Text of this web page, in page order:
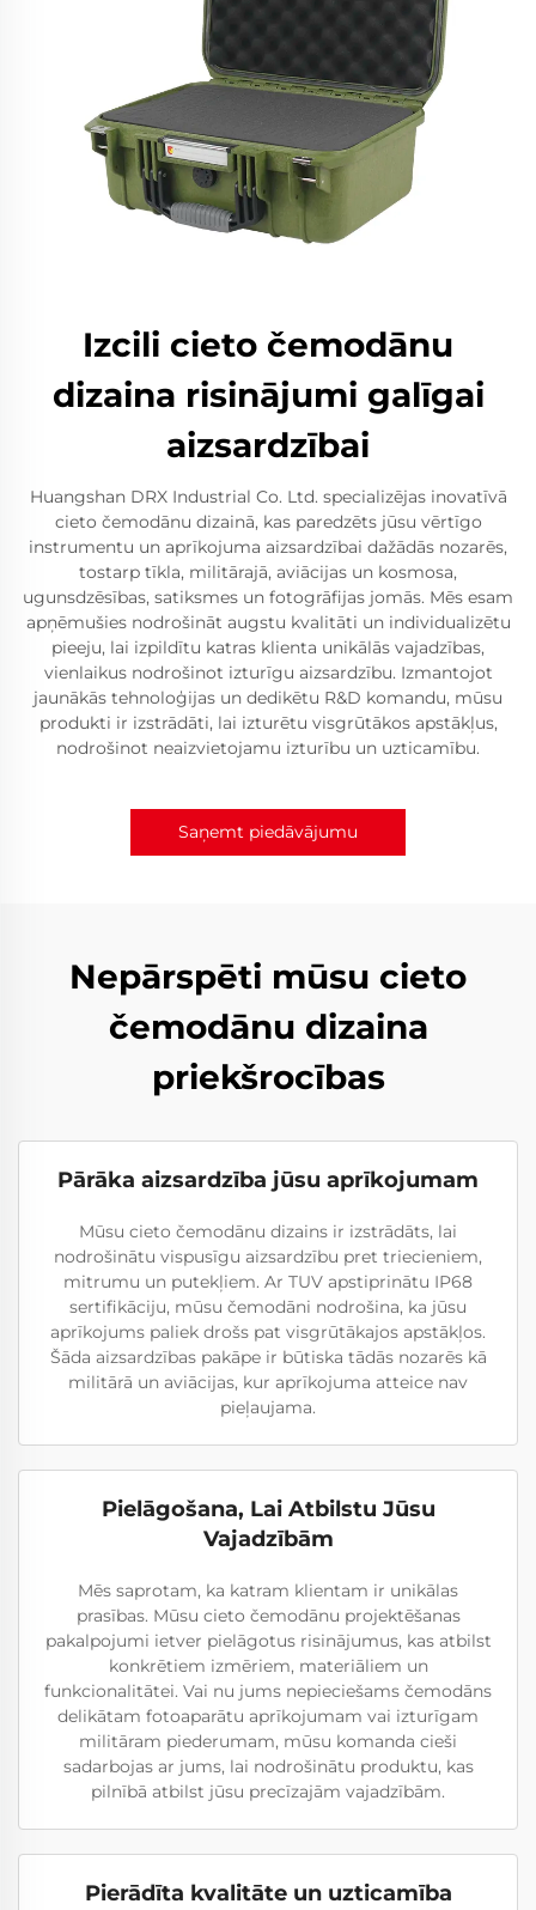
Izcili cieto čemodānu
dizaina risinājumi galīgai
aizsardzībai
Huangshan DRX Industrial Co. Ltd. specializējas inovatīvā
cieto čemodānu dizainā, kas paredzēts jūsu vērtīgo
instrumentu un aprīkojuma aizsardzībai dažādās nozarēs,
tostarp tīkla, militārajā, aviācijas un kosmosa,
ugunsdzēsības, satiksmes un fotogrāfijas jomās. Mēs esam
apņēmušies nodrošināt augstu kvalitāti un individualizētu
pieeju, lai izpildītu katras klienta unikālās vajadzības,
vienlaikus nodrošinot izturīgu aizsardzību. Izmantojot
jaunākās tehnoloģijas un dedikētu R&D komandu, mūsu
produkti ir izstrādāti, lai izturētu visgrūtākos apstākļus,
nodrošinot neaizvietojamu izturību un uzticamību.
Saņemt piedāvājumu
Nepārspēti mūsu cieto
čemodānu dizaina
priekšrocības
Pārāka aizsardzība jūsu aprīkojumam
Mūsu cieto čemodānu dizains ir izstrādāts, lai
nodrošinātu vispusīgu aizsardzību pret triecieniem,
mitrumu un putekļiem. Ar TUV apstiprinātu IP68
sertifikāciju, mūsu čemodāni nodrošina, ka jūsu
aprīkojums paliek drošs pat visgrūtākajos apstākļos.
Šāda aizsardzības pakāpe ir būtiska tādās nozarēs kā
militārā un aviācijas, kur aprīkojuma atteice nav
pieļaujama.
Pielāgošana, Lai Atbilstu Jūsu
Vajadzībām
Mēs saprotam, ka katram klientam ir unikālas
prasības. Mūsu cieto čemodānu projektēšanas
pakalpojumi ietver pielāgotus risinājumus, kas atbilst
konkrētiem izmēriem, materiāliem un
funkcionalitātei. Vai nu jums nepieciešams čemodāns
delikātam fotoaparātu aprīkojumam vai izturīgam
militāram piederumam, mūsu komanda cieši
sadarbojas ar jums, lai nodrošinātu produktu, kas
pilnībā atbilst jūsu precīzajām vajadzībām.
Pierādīta kvalitāte un uzticamība